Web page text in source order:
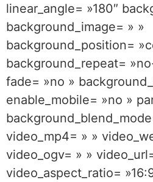
linear_angle= »180″
background_image= » »
background_position=
background_repeat=
fade= »no »
enable_mobile= »no »
video_mp4= » »
video_ogv= » »
video_aspect_ratio=